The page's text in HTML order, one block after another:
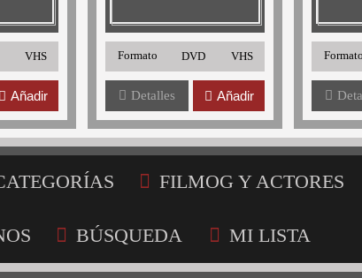
VHS
Añadir
Formato DVD VHS
Detalles Añadir
Formato
FILMOG Y ACTORES
BÚSQUEDA MI LISTA